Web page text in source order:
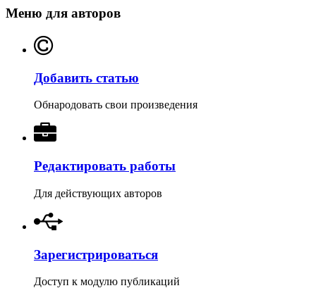
Меню для авторов
Добавить статью
Обнародовать свои произведения
Редактировать работы
Для действующих авторов
Зарегистрироваться
Доступ к модулю публикаций